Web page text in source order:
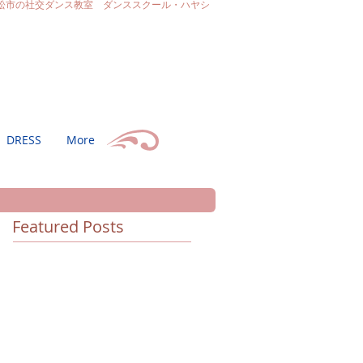
の社交ダンス教室 ダンススクール・ハヤシ
DRESS More
Featured Posts